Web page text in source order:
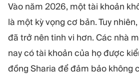
Vào năm 2026, một tài khoản
là một kỳ vọng cơ bản. Tuy nhiên,
đã trở nên tinh vi hơn. Các nhà
nay có tài khoản của họ được
đồng Sharia để đảm bảo không